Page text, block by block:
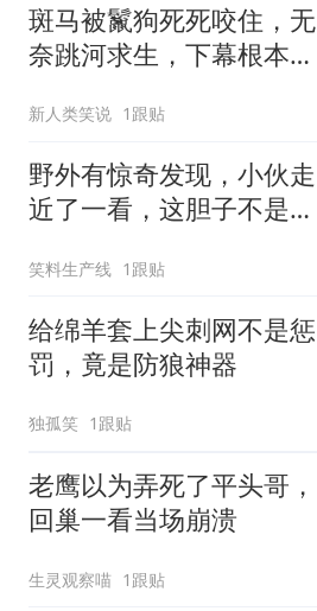
斑马被鬣狗死死咬住，无
奈跳河求生，下幕根本想
新人类笑说 1跟贴
野外有惊奇发现，小伙走
近了一看，这胆子不是一
笑料生产线 1跟贴
给绵羊套上尖刺网不是惩
罚，竟是防狼神器
独孤笑 1跟贴
老鹰以为弄死了平头哥，
回巢一看当场崩溃
生灵观察喵 1跟贴